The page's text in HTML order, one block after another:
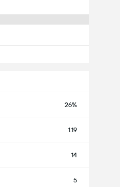
26%
1.19
14
5